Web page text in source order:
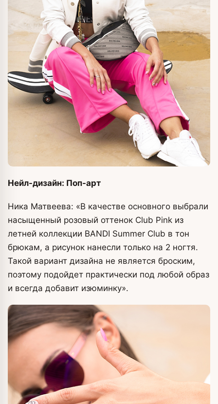
Нейл-дизайн: Поп-арт
Ника Матвеева: «В качестве основного выбрали
насыщенный розовый оттенок Club Pink из
летней коллекции BANDI Summer Club в тон
брюкам, а рисунок нанесли только на 2 ногтя.
Такой вариант дизайна не является броским,
поэтому подойдет практически под любой образ
и всегда добавит изюминку».